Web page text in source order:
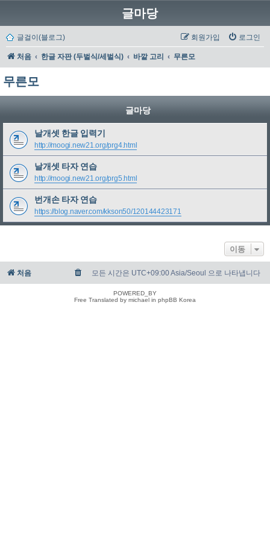
글마당
글걸이(블로그) 로그인
회원가입
처음 한글 자판 (두벌식/세벌식) 바깥 고리 무른모
무른모
글마당
날개셋 한글 입력기
http://moogi.new21.org/prg4.html
날개셋 타자 연습
http://moogi.new21.org/prg5.html
번개손 타자 연습
https://blog.naver.com/kkson50/120144423171
이동
처음 모든 시간은 UTC+09:00 Asia/Seoul 으로 나타냅니다
POWERED_BY
Free Translated by michael in phpBB Korea